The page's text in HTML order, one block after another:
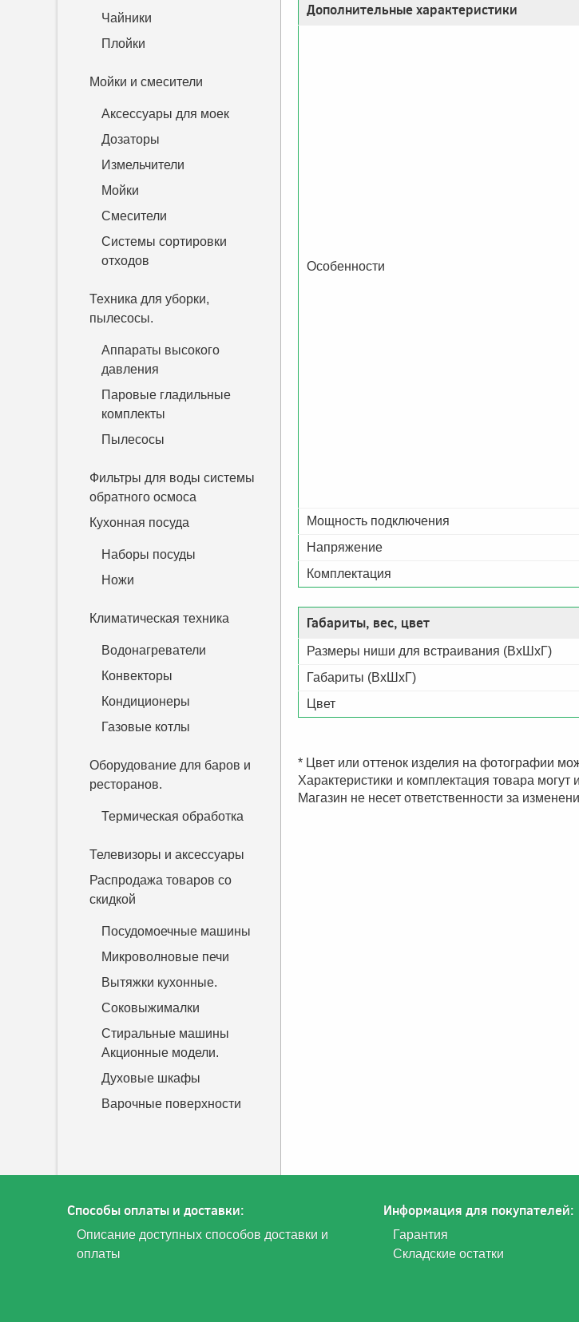
Дополнительные характеристики
Особенности
Мощность подключения
Напряжение
Комплектация
Габариты, вес, цвет
Размеры ниши для встраивания (ВхШхГ)
Габариты (ВхШхГ)
Цвет
* Цвет или оттенок изделия на фотографии
Характеристики и комплектация товара
Магазин не несет ответственности за
Чайники
Плойки
Мойки и смесители
Аксессуары для моек
Дозаторы
Измельчители
Мойки
Смесители
Системы сортировки
отходов
Техника для уборки,
пылесосы.
Аппараты высокого
давления
Паровые гладильные
комплекты
Пылесосы
Фильтры для воды системы
обратного осмоса
Кухонная посуда
Наборы посуды
Ножи
Климатическая техника
Водонагреватели
Конвекторы
Кондиционеры
Газовые котлы
Оборудование для баров и
ресторанов.
Термическая обработка
Телевизоры и аксессуары
Распродажа товаров со
скидкой
Посудомоечные машины
Микроволновые печи
Вытяжки кухонные.
Соковыжималки
Стиральные машины
Акционные модели.
Духовые шкафы
Варочные поверхности
Способы оплаты и доставки:
Описание доступных способов доставки и
оплаты
Информация для покупателей:
Гарантия
Складские остатки